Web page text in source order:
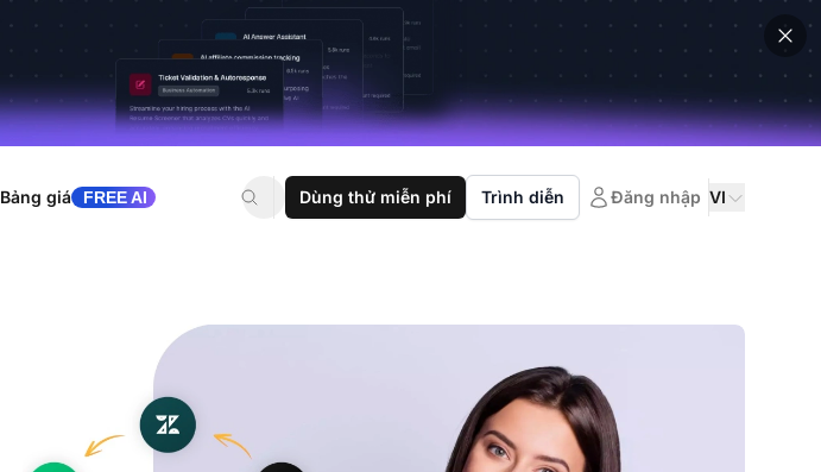
Bảng giá FREE AI Dùng thử miễn phí Trình diễn Đăng nhập VI